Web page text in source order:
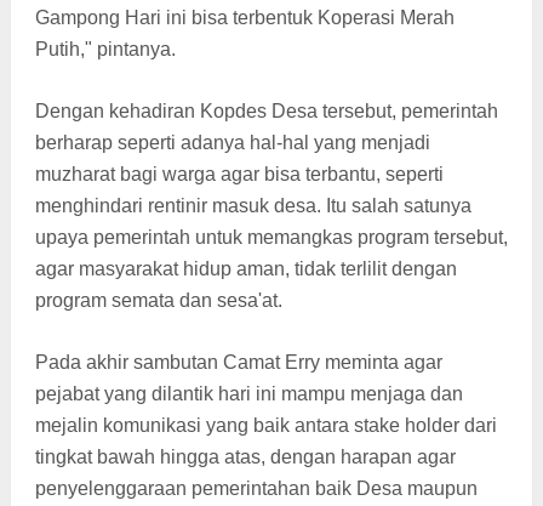
Gampong Hari ini bisa terbentuk Koperasi Merah
Putih," pintanya.
Dengan kehadiran Kopdes Desa tersebut, pemerintah
berharap seperti adanya hal-hal yang menjadi
muzharat bagi warga agar bisa terbantu, seperti
menghindari rentinir masuk desa. Itu salah satunya
upaya pemerintah untuk memangkas program tersebut,
agar masyarakat hidup aman, tidak terlilit dengan
program semata dan sesa'at.
Pada akhir sambutan Camat Erry meminta agar
pejabat yang dilantik hari ini mampu menjaga dan
mejalin komunikasi yang baik antara stake holder dari
tingkat bawah hingga atas, dengan harapan agar
penyelenggaraan pemerintahan baik Desa maupun